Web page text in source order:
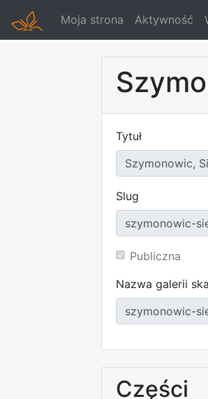
Moja strona Aktywność
Tytuł
Slug
Publiczna
Nazwa galerii
Części